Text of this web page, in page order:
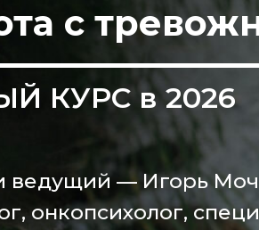
КУРС в 2026
с
ведущий — Игорь
онкопсихолог,